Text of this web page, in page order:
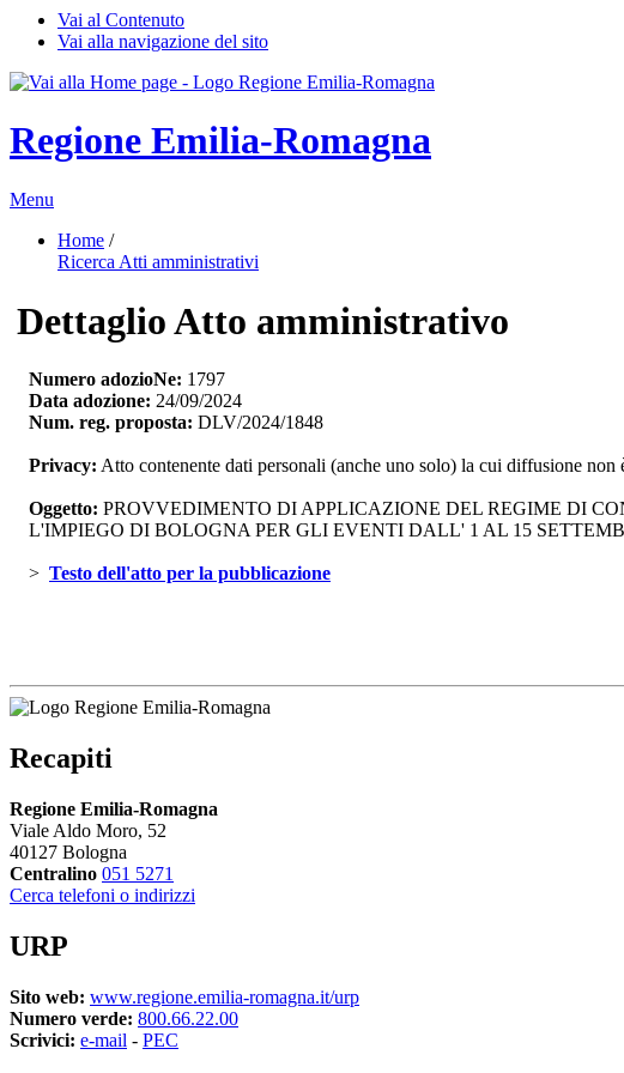
Vai al Contenuto
Vai alla navigazione del sito
Regione Emilia-Romagna
Menu
Home /
Ricerca Atti amministrativi
Dettaglio Atto amministrativo
Numero adozioNe: 1797
Data adozione: 24/09/2024
Num. reg. proposta: DLV/2024/1848
Privacy: Atto contenente dati personali (anche uno solo) la cui diffusione
Oggetto: PROVVEDIMENTO DI APPLICAZIONE DEL REGIME DI
L'IMPIEGO DI BOLOGNA PER GLI EVENTI DALL' 1 AL 15
> Testo dell'atto per la pubblicazione
Recapiti
Regione Emilia-Romagna
Viale Aldo Moro, 52
40127 Bologna
Centralino 051 5271
Cerca telefoni o indirizzi
URP
Sito web: www.regione.emilia-romagna.it/urp
Numero verde: 800.66.22.00
Scrivici: e-mail - PEC